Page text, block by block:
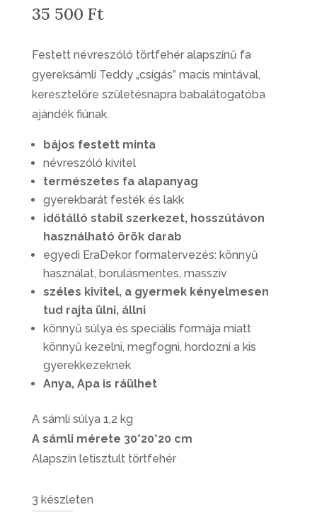
35 500 Ft
Festett névreszóló törtfehér alapszínű fa
gyereksámli Teddy „csigás” macis mintával,
keresztelőre születésnapra babalátogatóba
ajándék fiúnak.
bájos festett minta
névreszóló kivitel
természetes fa alapanyag
gyerekbarát festék és lakk
időtálló stabil szerkezet, hosszútávon
használható örök darab
egyedi EraDekor formatervezés: könnyű
használat, borulásmentes, masszív
széles kivitel, a gyermek kényelmesen
tud rajta ülni, állni
könnyű súlya és speciális formája miatt
könnyű kezelni, megfogni, hordozni a kis
gyerekkezeknek
Anya, Apa is ráülhet
A sámli súlya 1,2 kg
A sámli mérete 30*20*20 cm
Alapszín letisztult törtfehér
3 készleten